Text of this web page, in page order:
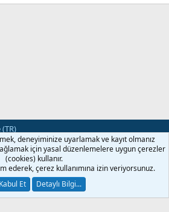
Gizlilik Politikası
Yardım
® © 2010-2026 XenForo Ltd.
- XenGenTr
deneyiminize uyarlamak ve kayıt olmanız
için yasal düzenlemelere uygun çerezler
(cookies) kullanır.
ederek, çerez kullanımına izin veriyorsunuz.
Kabul Et
Detaylı Bilgi...